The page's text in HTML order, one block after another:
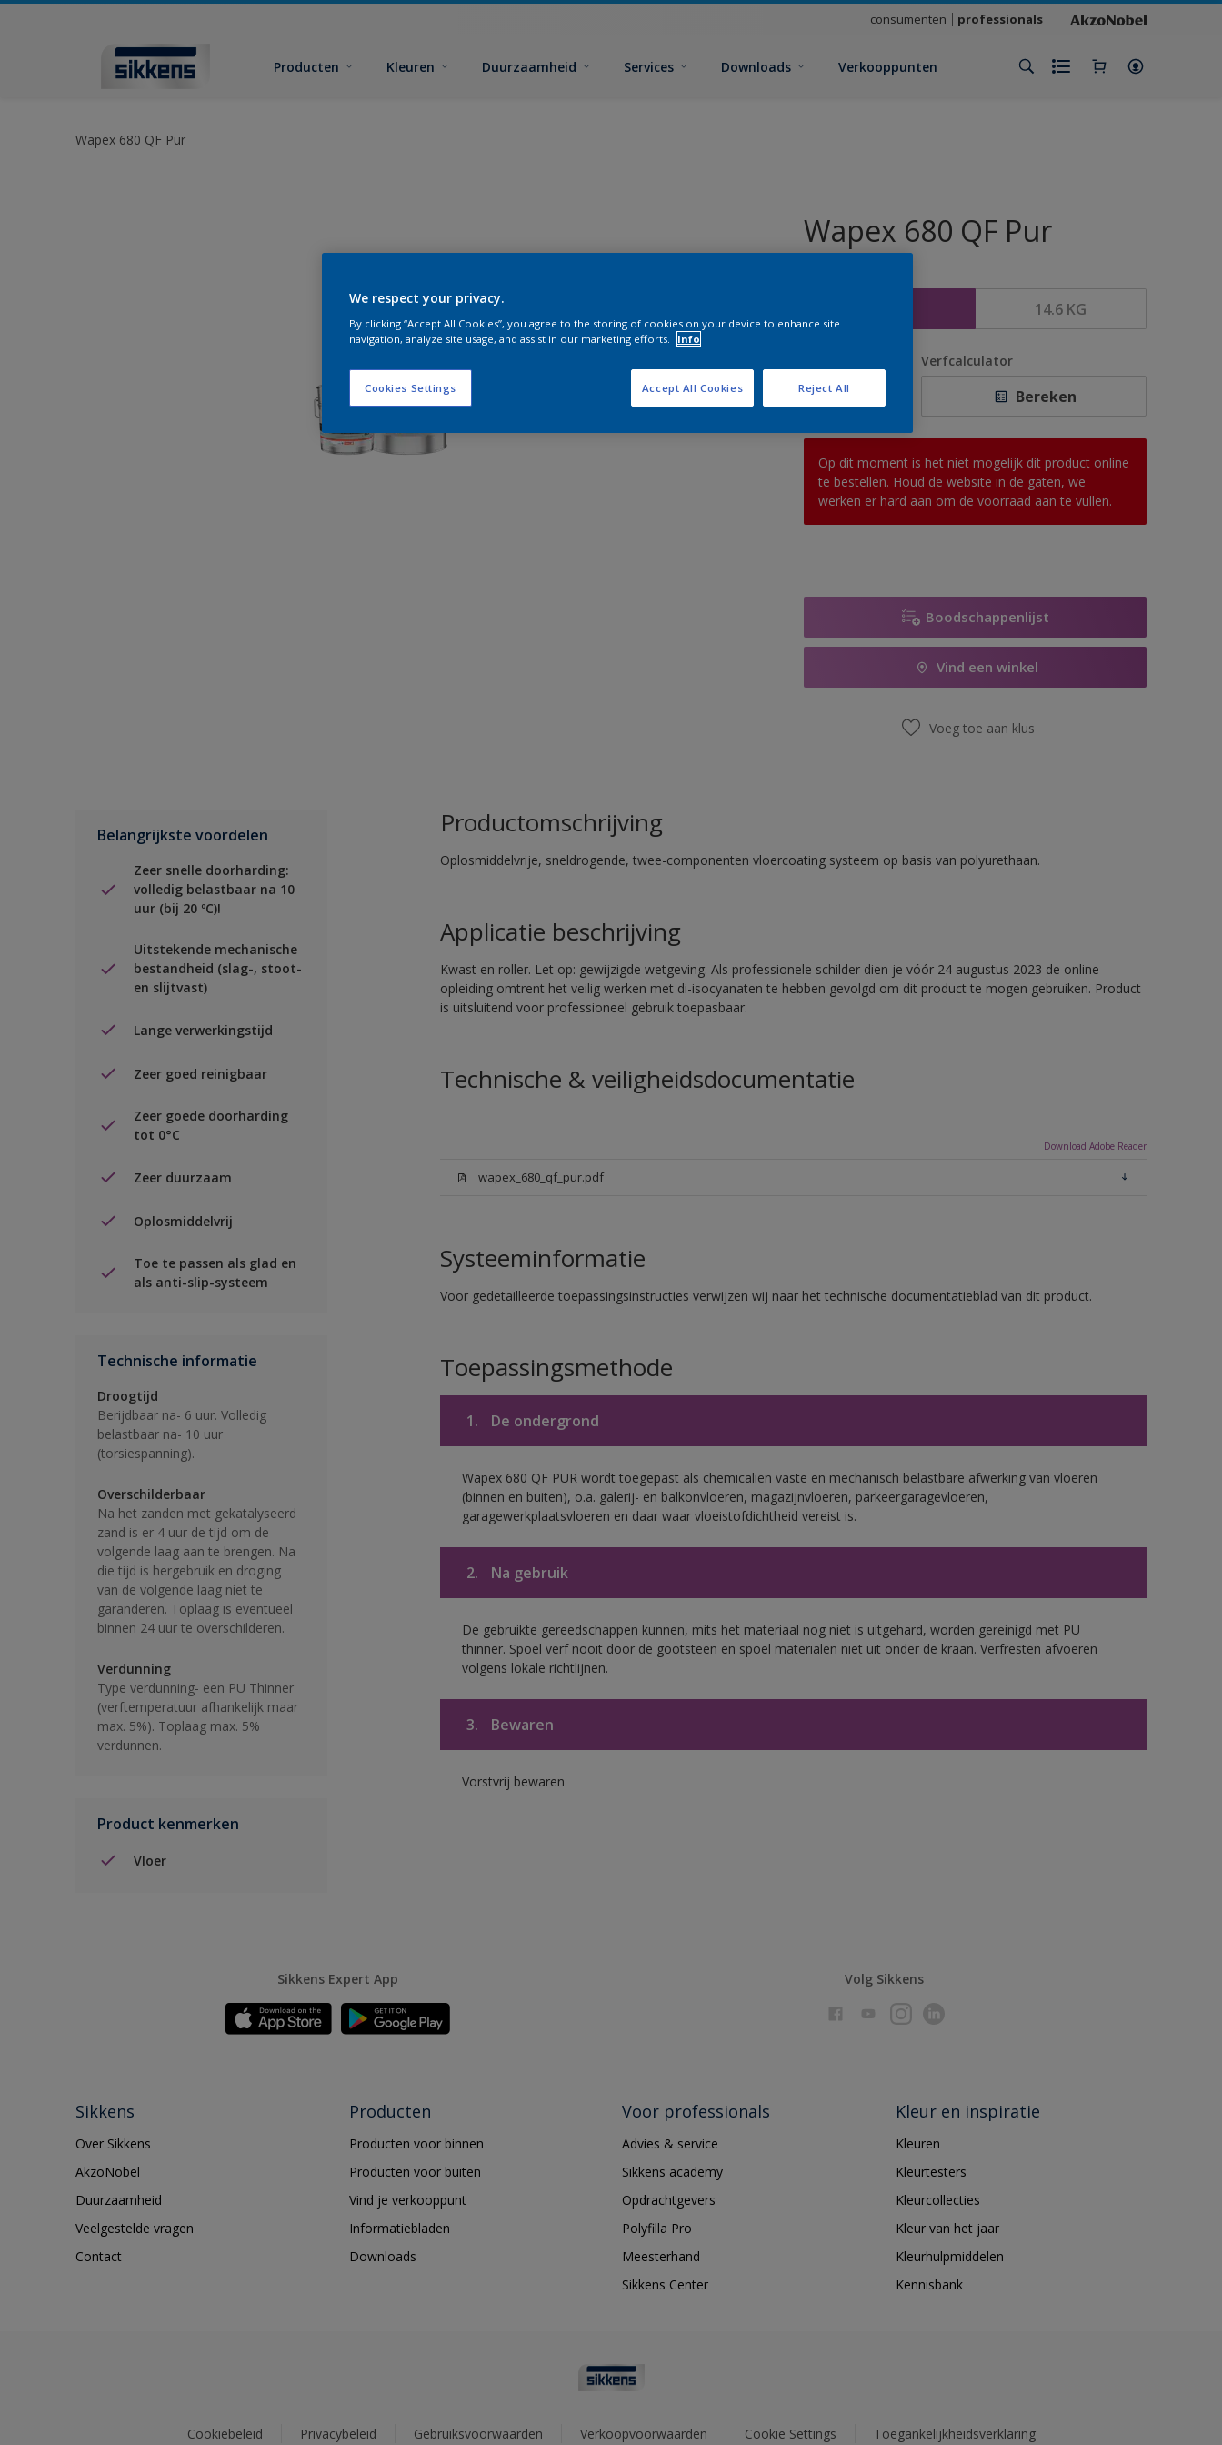
consumenten professionals
Producten Kleuren Duurzaamheid Services Downloads Verkooppunten
Wapex 680 QF Pur
Wapex 680 QF Pur
14.6 KG
Verfcalculator
Bereken
Op dit moment is het niet mogelijk dit product online
te bestellen. Houd de website in de gaten, we
werken er hard aan om de voorraad aan te vullen.
Boodschappenlijst
Vind een winkel
Voeg toe aan klus
Belangrijkste voordelen
Zeer snelle doorharding:
volledig belastbaar na 10
uur (bij 20 ºC)!
Uitstekende mechanische
bestandheid (slag-, stoot-
en slijtvast)
Lange verwerkingstijd
Zeer goed reinigbaar
Zeer goede doorharding
tot 0°C
Zeer duurzaam
Oplosmiddelvrij
Toe te passen als glad en
als anti-slip-systeem
Technische informatie
Droogtijd
Berijdbaar na- 6 uur. Volledig
belastbaar na- 10 uur
(torsiespanning).
Overschilderbaar
Na het zanden met gekatalyseerd
zand is er 4 uur de tijd om de
volgende laag aan te brengen. Na
die tijd is hergebruik en droging
van de volgende laag niet te
garanderen. Toplaag is eventueel
binnen 24 uur te overschilderen.
Verdunning
Type verdunning- een PU Thinner
(verftemperatuur afhankelijk maar
max. 5%). Toplaag max. 5%
verdunnen.
Product kenmerken
Vloer
Productomschrijving
Oplosmiddelvrije, sneldrogende, twee-componenten vloercoating systeem op basis van polyurethaan.
Applicatie beschrijving
Kwast en roller. Let op: gewijzigde wetgeving. Als professionele schilder dien je vóór 24 augustus 2023 de online
opleiding omtrent het veilig werken met di-isocyanaten te hebben gevolgd om dit product te mogen gebruiken. Product
is uitsluitend voor professioneel gebruik toepasbaar.
Technische & veiligheidsdocumentatie
Download Adobe Reader
wapex_680_qf_pur.pdf
Systeeminformatie
Voor gedetailleerde toepassingsinstructies verwijzen wij naar het technische documentatieblad van dit product.
Toepassingsmethode
1. De ondergrond
Wapex 680 QF PUR wordt toegepast als chemicaliën vaste en mechanisch belastbare afwerking van vloeren
(binnen en buiten), o.a. galerij- en balkonvloeren, magazijnvloeren, parkeergaragevloeren,
garagewerkplaatsvloeren en daar waar vloeistofdichtheid vereist is.
2. Na gebruik
De gebruikte gereedschappen kunnen, mits het materiaal nog niet is uitgehard, worden gereinigd met PU
thinner. Spoel verf nooit door de gootsteen en spoel materialen niet uit onder de kraan. Verfresten afvoeren
volgens lokale richtlijnen.
3. Bewaren
Vorstvrij bewaren
Sikkens Expert App Volg Sikkens
Sikkens
Over Sikkens
AkzoNobel
Duurzaamheid
Veelgestelde vragen
Contact
Producten
Producten voor binnen
Producten voor buiten
Vind je verkooppunt
Informatiebladen
Downloads
Voor professionals
Advies & service
Sikkens academy
Opdrachtgevers
Polyfilla Pro
Meesterhand
Sikkens Center
Kleur en inspiratie
Kleuren
Kleurtesters
Kleurcollecties
Kleur van het jaar
Kleurhulpmiddelen
Kennisbank
Cookiebeleid Privacybeleid Gebruiksvoorwaarden Verkoopvoorwaarden Cookie Settings Toegankelijkheidsverklaring
We respect your privacy.
By clicking “Accept All Cookies”, you agree to the storing of cookies on your device to enhance site
navigation, analyze site usage, and assist in our marketing efforts.
Info
Cookies Settings Reject All
Accept All Cookies